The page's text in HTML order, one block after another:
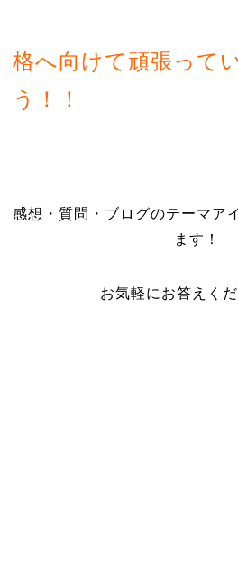
第一
格へ向けて頑張って
う！！
感想・質問・ブログのテーマア
ます！
お気軽にお答えく